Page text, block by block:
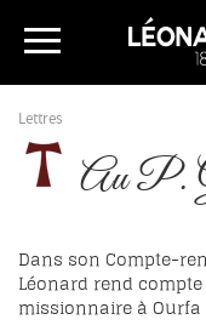
Lettres
Au P.
Dans son Compte-
Léonard rend
missionnaire à